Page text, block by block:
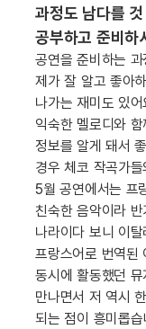
과정도 남다를
공부하고 준비하
공연을 준비하는
제가 잘 알고 좋아
나가는 재미도 있
익숙한 멜로디와
정보를 알게 돼서
경우 체코 작곡가
5월 공연에서는 프
친숙한 음악이라
나라이다 보니 이
프랑스어로 번역된
동시에 활동했던
만나면서 저 역시
되는 점이 흥미롭습